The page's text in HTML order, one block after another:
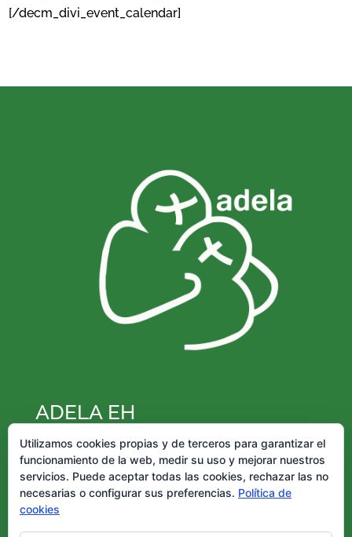
[/decm_divi_event_calendar]
ADELA EH
Federación de Esclerosis Lateral Amiotrófica –
ADELA EH Inscrita en la Sección 2ª Nº
FD/G/00085/1997 Registro de Asociaciones
del País Vasco CIF: G20590691
Utilizamos cookies propias y de terceros para garantizar el
funcionamiento de la web, medir su uso y mejorar nuestros
servicios. Puede aceptar todas las cookies, rechazar las no
necesarias o configurar sus preferencias. Política de
cookies